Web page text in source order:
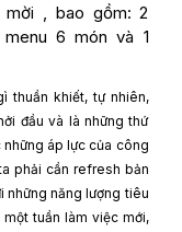
mời , bao gồm: 2
6 món và 1
thuần khiết, tự nhiên,
đầu và là những thứ
áp lực của công
phải cần refresh bản
những năng lượng tiêu
tuần làm việc mới,